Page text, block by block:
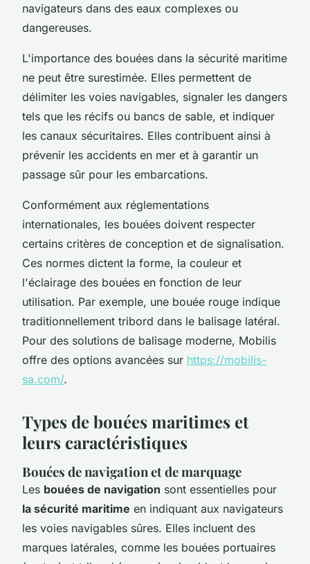
navigateurs dans des eaux complexes ou
dangereuses.
L'importance des bouées dans la sécurité maritime
ne peut être surestimée. Elles permettent de
délimiter les voies navigables, signaler les dangers
tels que les récifs ou bancs de sable, et indiquer
les canaux sécuritaires. Elles contribuent ainsi à
prévenir les accidents en mer et à garantir un
passage sûr pour les embarcations.
Conformément aux réglementations
internationales, les bouées doivent respecter
certains critères de conception et de signalisation.
Ces normes dictent la forme, la couleur et
l'éclairage des bouées en fonction de leur
utilisation. Par exemple, une bouée rouge indique
traditionnellement tribord dans le balisage latéral.
Pour des solutions de balisage moderne, Mobilis
offre des options avancées sur https://mobilis-
sa.com/.
Types de bouées maritimes et
leurs caractéristiques
Bouées de navigation et de marquage
Les bouées de navigation sont essentielles pour
la sécurité maritime en indiquant aux navigateurs
les voies navigables sûres. Elles incluent des
marques latérales, comme les bouées portuaires